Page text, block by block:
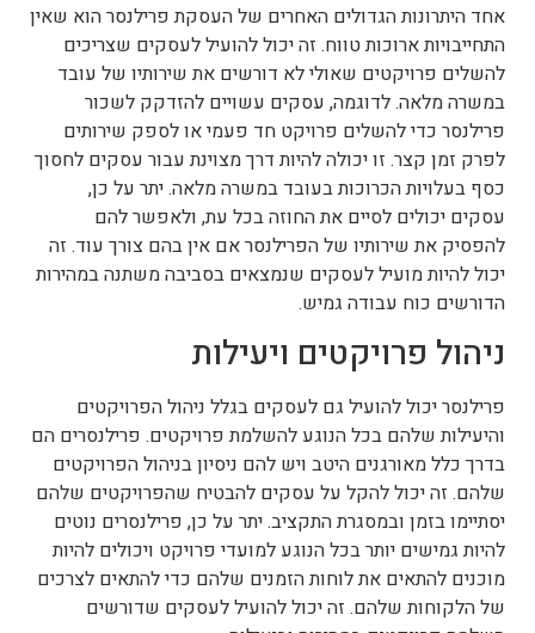
אחד היתרונות הגדולים האחרים של העסקת פרילנסר הוא שאין
התחייבויות ארוכות טווח. זה יכול להועיל לעסקים שצריכים
להשלים פרויקטים שאולי לא דורשים את שירותיו של עובד
במשרה מלאה. לדוגמה, עסקים עשויים להזדקק לשכור
פרילנסר כדי להשלים פרויקט חד פעמי או לספק שירותים
לפרק זמן קצר. זו יכולה להיות דרך מצוינת עבור עסקים לחסוך
כסף בעלויות הכרוכות בעובד במשרה מלאה. יתר על כן,
עסקים יכולים לסיים את החוזה בכל עת, ולאפשר להם
להפסיק את שירותיו של הפרילנסר אם אין בהם צורך עוד. זה
יכול להיות מועיל לעסקים שנמצאים בסביבה משתנה במהירות
הדורשים כוח עבודה גמיש.
ניהול פרויקטים ויעילות
פרילנסר יכול להועיל גם לעסקים בגלל ניהול הפרויקטים
והיעילות שלהם בכל הנוגע להשלמת פרויקטים. פרילנסרים הם
בדרך כלל מאורגנים היטב ויש להם ניסיון בניהול הפרויקטים
שלהם. זה יכול להקל על עסקים להבטיח שהפרויקטים שלהם
יסתיימו בזמן ובמסגרת התקציב. יתר על כן, פרילנסרים נוטים
להיות גמישים יותר בכל הנוגע למועדי פרויקט ויכולים להיות
מוכנים להתאים את לוחות הזמנים שלהם כדי להתאים לצרכים
של הלקוחות שלהם. זה יכול להועיל לעסקים שדורשים